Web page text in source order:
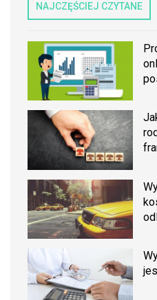
NAJCZĘŚCIEJ CZYTANE